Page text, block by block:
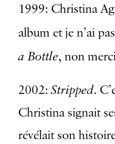
1999: Christina
album et je n’ai
a Bottle, non
2002:Stripped.
Christina signait
révélait son